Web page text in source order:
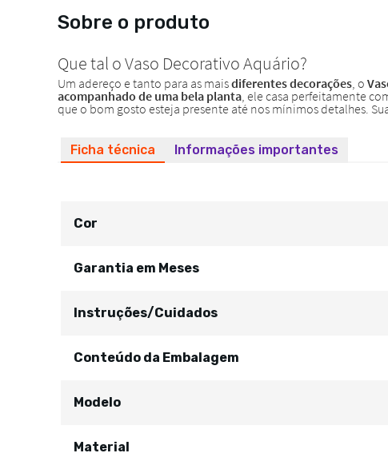
Sobre o produto
Ficha técnica Informações importantes
Cor
Garantia em Meses
Instruções/Cuidados
Conteúdo da Embalagem
Modelo
Material